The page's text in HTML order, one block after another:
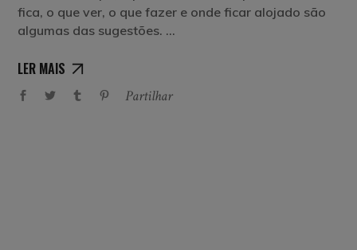
fica, o que ver, o que fazer e onde ficar alojado são
algumas das sugestões.
LER MAIS
Partilhar